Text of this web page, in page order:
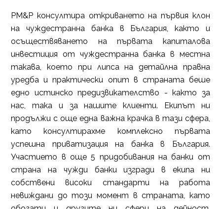
PM&P консултира откриването на първия клон
на чуждестранна банка в България, както и
осъществяването на първата капиталова
инвестиция от чуждестранна банка в местна
такава, което при липса на детайлна правна
уредба и практически опит в страната беше
едно истинско предизвикателство - както за
нас, така и за нашите клиенти. Екипът ни
продължи с още една важна крачка в тази сфера,
като консултирахме комплексно първата
успешна приватизация на банка в България.
Участието в още 5 придобивания на банки от
страна на чужди банки изгради в екипа ни
собствени високи стандарти на работа
невиждани до този момент в страната, като